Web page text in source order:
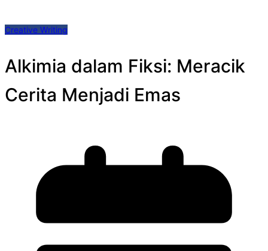
Creative Writing
Alkimia dalam Fiksi: Meracik
Cerita Menjadi Emas